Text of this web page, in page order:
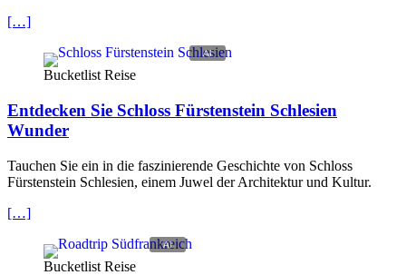
[…]
Bucketlist Reise
Entdecken Sie Schloss Fürstenstein Schlesien
Wunder
Tauchen Sie ein in die faszinierende Geschichte von Schloss
Fürstenstein Schlesien, einem Juwel der Architektur und Kultur.
[…]
Bucketlist Reise